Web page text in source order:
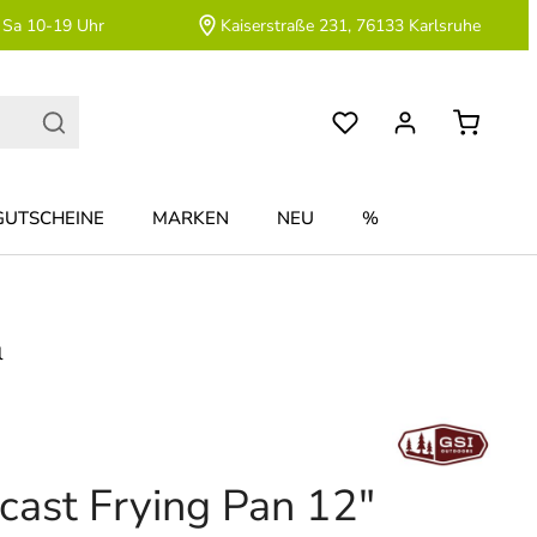
10-19 Uhr Kaiserstraße 231, 76133 Karlsruhe
MARKEN NEU %
Frying Pan 12"